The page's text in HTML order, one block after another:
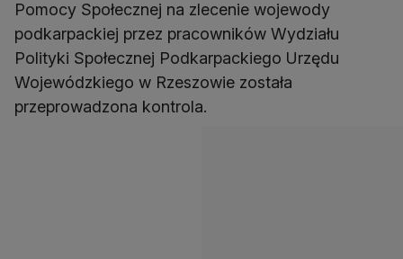
Pomocy Społecznej na zlecenie wojewody
podkarpackiej przez pracowników Wydziału
Polityki Społecznej Podkarpackiego Urzędu
Wojewódzkiego w Rzeszowie została
przeprowadzona kontrola.